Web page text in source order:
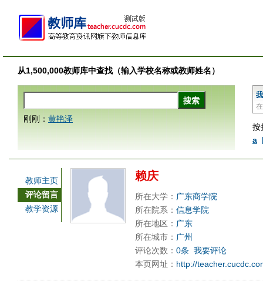
从1,500,000教师库中查找（输入学校名称或教师姓名）
按
a
刚刚： 黄艳泽
教师主页
评论留言
教学资源
赖庆
所在大学： 广东商学院
所在院系： 信息学院
所在地区： 广东
所在城市： 广州
评论次数： 0条 我要评论
本页网址： http://